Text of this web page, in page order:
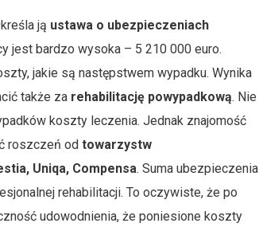
ją ustawa o ubezpieczeniach
jest bardzo wysoka – 5 210 000 euro.
jakie są następstwem wypadku. Wynika
także za rehabilitację powypadkową. Nie
koszty leczenia. Jednak znajomość
roszczeń od towarzystw
Uniqa, Compensa. Suma ubezpieczenia
rehabilitacji. To oczywiste, że po
udowodnienia, że poniesione koszty